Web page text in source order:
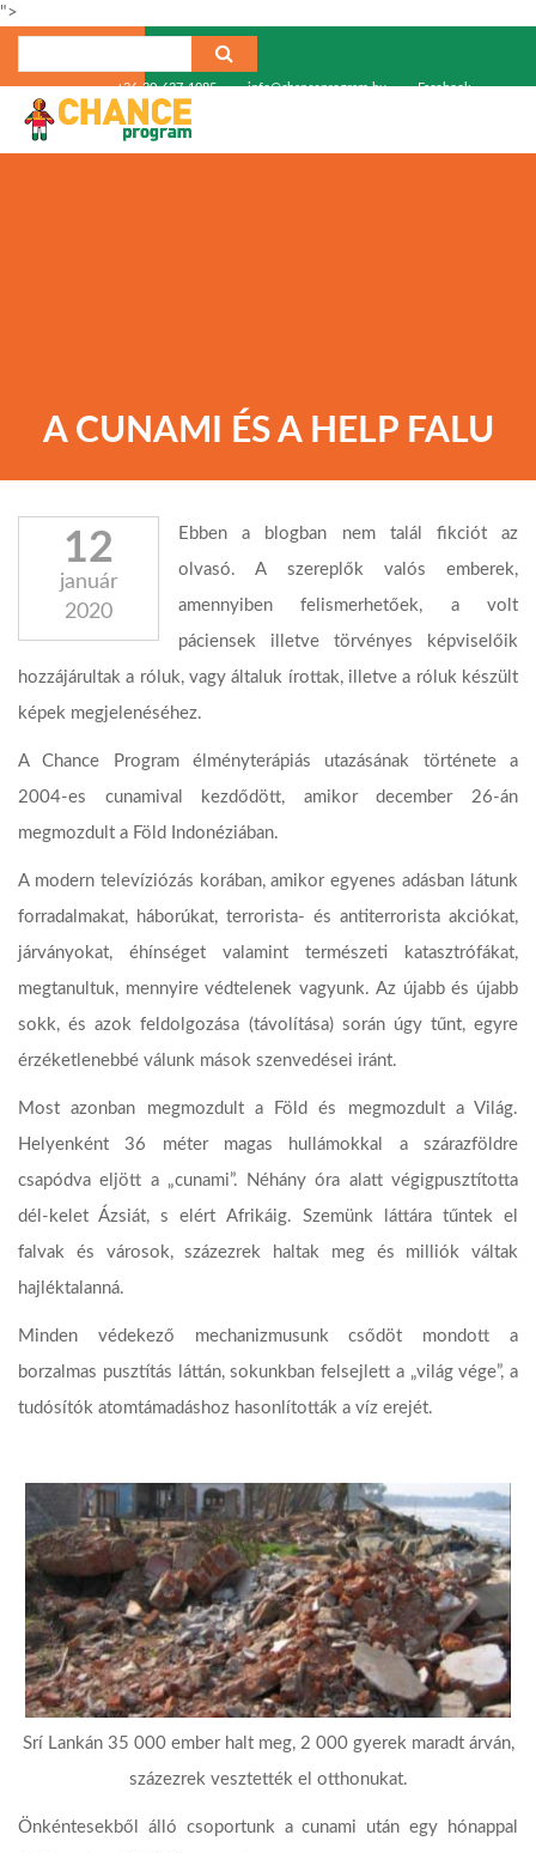
">
+36-30-637-1985 info@chanceprogram.hu Facebook
A CUNAMI ÉS A HELP FALU
12
január
2020
Ebben a blogban nem talál fikciót az
olvasó. A szereplők valós emberek,
amennyiben felismerhetőek, a volt
páciensek illetve törvényes képviselőik
hozzájárultak a róluk, vagy általuk írottak, illetve a róluk készült
képek megjelenéséhez.
A Chance Program élményterápiás utazásának története a
2004-es cunamival kezdődött, amikor december 26-án
megmozdult a Föld Indonéziában.
A modern televíziózás korában, amikor egyenes adásban látunk
forradalmakat, háborúkat, terrorista- és antiterrorista akciókat,
járványokat, éhínséget valamint természeti katasztrófákat,
megtanultuk, mennyire védtelenek vagyunk. Az újabb és újabb
sokk, és azok feldolgozása (távolítása) során úgy tűnt, egyre
érzéketlenebbé válunk mások szenvedései iránt.
Most azonban megmozdult a Föld és megmozdult a Világ.
Helyenként 36 méter magas hullámokkal a szárazföldre
csapódva eljött a „cunami”. Néhány óra alatt végigpusztította
dél-kelet Ázsiát, s elért Afrikáig. Szemünk láttára tűntek el
falvak és városok, százezrek haltak meg és milliók váltak
hajléktalanná.
Minden védekező mechanizmusunk csődöt mondott a
borzalmas pusztítás láttán, sokunkban felsejlett a „világ vége”, a
tudósítók atomtámadáshoz hasonlították a víz erejét.
Srí Lankán 35 000 ember halt meg, 2 000 gyerek maradt árván,
százezrek vesztették el otthonukat.
Önkéntesekből álló csoportunk a cunami után egy hónappal